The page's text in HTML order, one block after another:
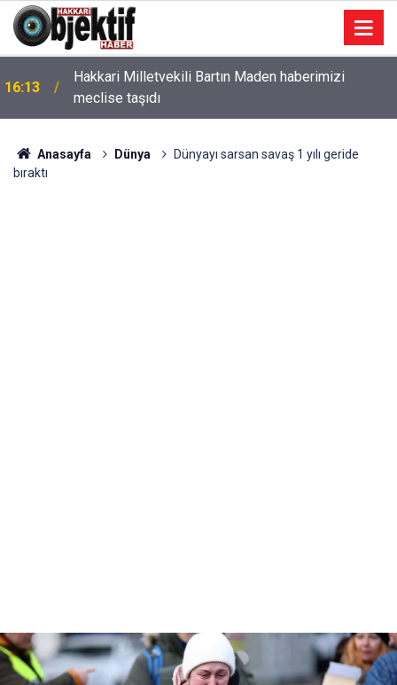
16:13
Hakkari Milletvekili Bartın Maden haberimizi
meclise taşıdı
Anasayfa Dünya
Dünyayı sarsan savaş 1 yılı geride
bıraktı